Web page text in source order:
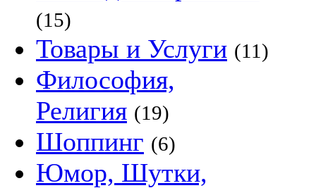
(15)
Товары и Услуги (11)
Философия,
Религия (19)
Шоппинг (6)
Юмор, Шутки,